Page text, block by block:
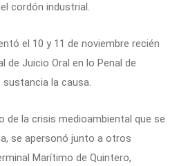
cordón industrial.
el 10 y 11 de noviembre recién
de Juicio Oral en lo Penal de
la causa.
de la crisis medioambiental que se
se apersonó junto a otros
Marítimo de Quintero,